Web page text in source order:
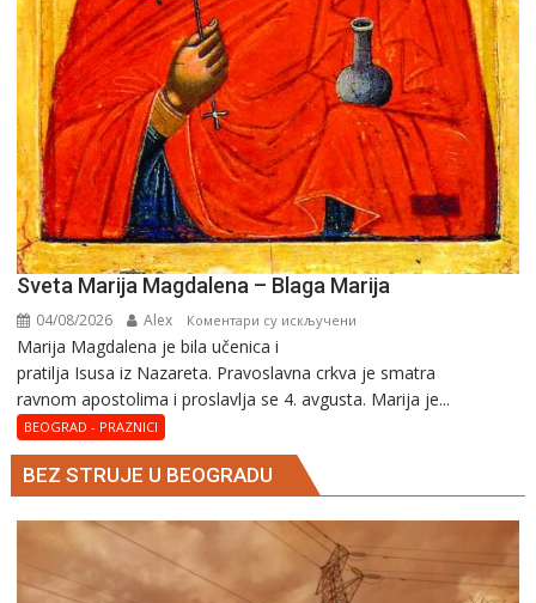
Sveta Marija Magdalena – Blaga Marija
04/08/2026 Alex Коментари су искључени
Marija
Magdalena
Marija Magdalena je bila učenica i
pratilja Isusa iz Nazareta. Pravoslavna crkva je smatra
ravnom apostolima i proslavlja se 4. avgusta. Marija je...
BEOGRAD - PRAZNICI
BEZ STRUJE U BEOGRADU